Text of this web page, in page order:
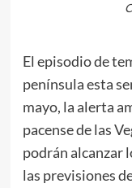
El episodio de
península esta
mayo, la alerta
pacense de las
podrán alcanzar
las previsiones